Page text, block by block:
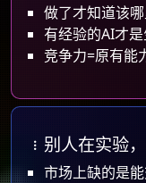
做了才知道该
有经验的AI才
竞争力=原有能
别人在实验
市场上缺的是